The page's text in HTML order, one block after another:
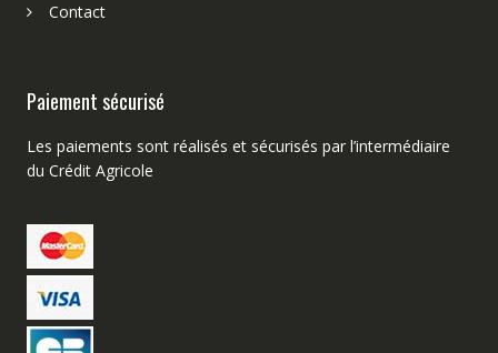
Contact
Paiement sécurisé
Les paiements sont réalisés et sécurisés par l’intermédiaire
du Crédit Agricole